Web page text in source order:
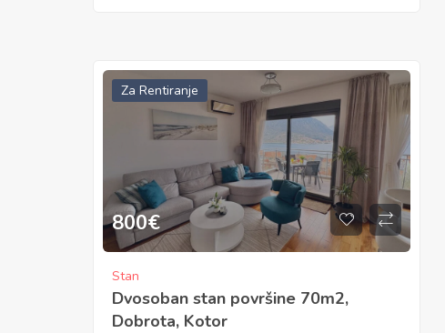
Za Rentiranje
800€
Stan
Dvosoban stan površine 70m2,
Dobrota, Kotor